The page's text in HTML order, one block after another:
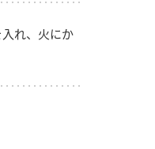
れ、火にか